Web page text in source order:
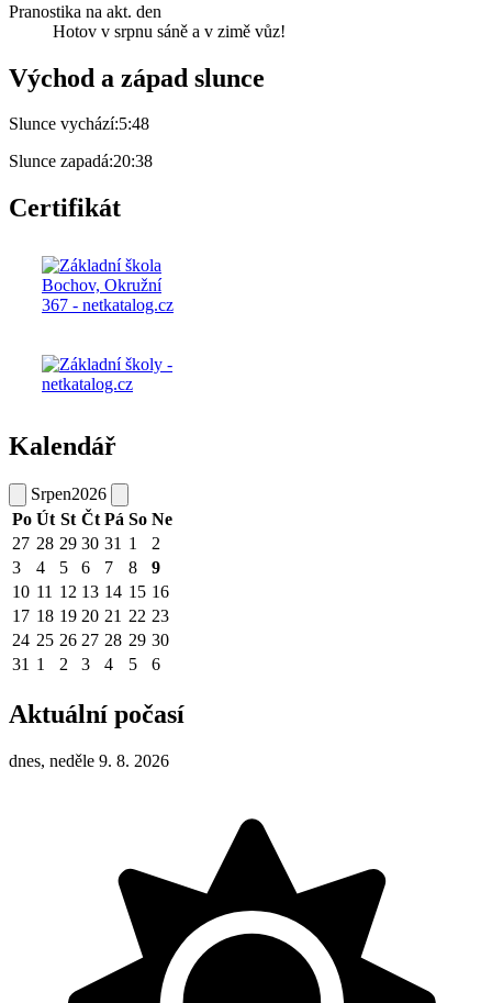
Pranostika na akt. den
Hotov v srpnu sáně a v zimě vůz!
Východ a západ slunce
Slunce vychází:5:48
Slunce zapadá:20:38
Certifikát
Kalendář
Srpen2026
Po Út St Čt Pá So Ne
27 28 29 30 31 1
2
3
4 5 6 7 8
9
10 11 12 13 14 15 16
17 18 19 20 21 22 23
24 25 26 27 28 29 30
31 1 2 3 4 5 6
Aktuální počasí
dnes, neděle 9. 8. 2026